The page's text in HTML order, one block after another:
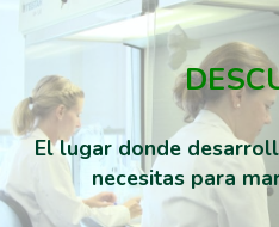
El lugar donde
necesitas para